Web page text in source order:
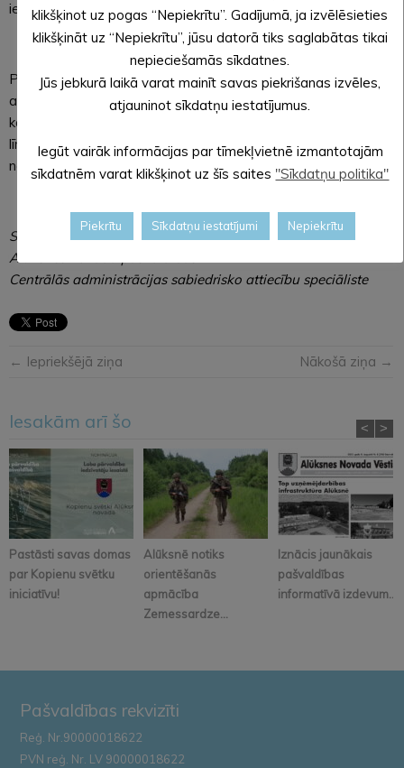
ielā).
Pašvaldība jau ir informējusi, ka šovasar Alūksnē atjaunos
abu tranzīta maršrutu – Pils ielas un P43 virskārtas segumu,
kas ietver arī komunikāciju lūku un pārsedžu nomaiņu, lūku
līmeņošanu. Darbus veic SIA “Limbažu ceļi”, būvuzraudzību
nodrošina SIA “Marčuks”.
Sagatavoja: Evita APLOKA,
Alūksnes novada pašvaldības
Centrālās administrācijas sabiedrisko attiecību speciāliste
← Iepriekšējā ziņa Nākošā ziņa →
Iesakām arī šo
Pastāsti savas domas
par Kopienu svētku
iniciatīvu!
Alūksnē notiks
orientēšanās
apmācība
Zemessardze...
Iznācis jaunākais
pašvaldības
informatīvā izdevum...
< >
Pašvaldības rekvizīti
Reģ. Nr.90000018622
PVN reģ. Nr. LV 90000018622
klikšķinot uz pogas “Nepiekrītu”. Gadījumā, ja izvēlēsieties
klikšķināt uz “Nepiekrītu”, jūsu datorā tiks saglabātas tikai
nepieciešamās sīkdatnes.
Jūs jebkurā laikā varat mainīt savas piekrišanas izvēles,
atjauninot sīkdatņu iestatījumus.
Iegūt vairāk informācijas par tīmekļvietnē izmantotajām
sīkdatnēm varat klikšķinot uz šīs saites "Sīkdatņu politika"
Piekrītu Sīkdatņu iestatījumi Nepiekrītu